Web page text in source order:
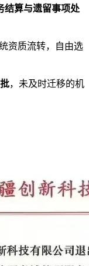
结算与遗留事项处
资质流转，自由选
，未及时迁移的机